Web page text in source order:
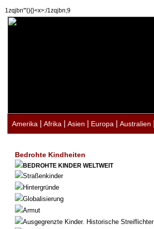
1zqjbn'"(){}<x>:/1zqjbn;9
Amerika Afrika Asien Europa Australien
Bedrohte Kindheiten
BEDROHTE KINDER WELTWEIT
Straßenkinder
Hintergründe
Globalisierung
Armut
Ausgegrenzte Kinder. Historische Streiflichter